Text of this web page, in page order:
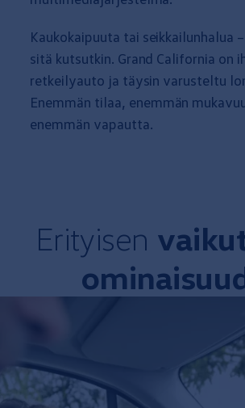
Kaukokaipuuta tai seikkailunhalua
sitä kutsutkin. Grand California on
retkeilyauto ja täysin varusteltu
Enemmän tilaa, enemmän
enemmän vapautta.
Erityisen